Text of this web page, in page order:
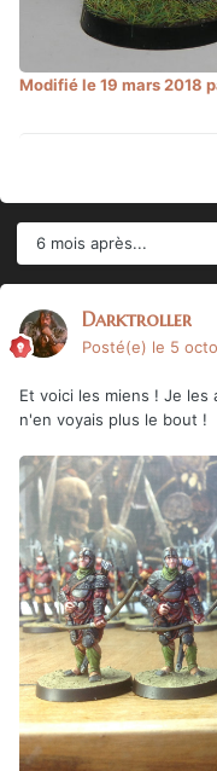
Modifiéle 19 mars 2018
6 mois après...
Darktroller
Posté(e) le 5
Et voici les miens ! Je les
n'en voyais plus le bout !